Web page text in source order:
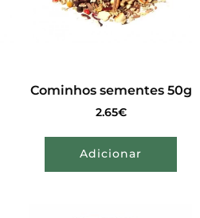
Cominhos sementes 50g
2.65€
Adicionar